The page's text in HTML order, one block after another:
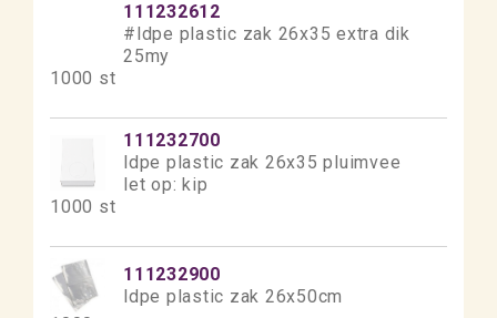
111232612
#ldpe plastic zak 26x35 extra dik
25my
1000 st
111232700
ldpe plastic zak 26x35 pluimvee
let op: kip
1000 st
111232900
ldpe plastic zak 26x50cm